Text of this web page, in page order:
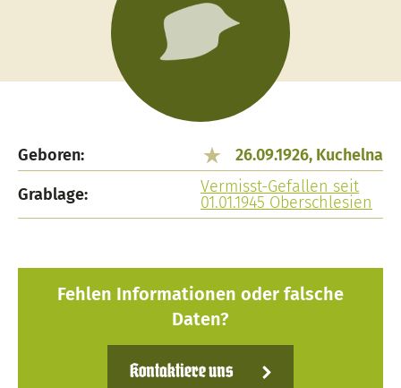
Geboren:
26.09.1926, Kuchelna
Grablage:
Vermisst-Gefallen seit
01.01.1945 Oberschlesien
Fehlen Informationen oder falsche
Daten?
Kontaktiere uns